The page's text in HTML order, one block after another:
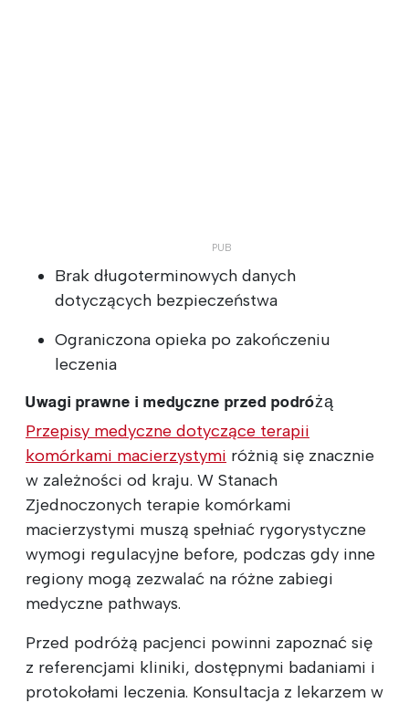
Brak długoterminowych danych
dotyczących bezpieczeństwa
Ograniczona opieka po zakończeniu
leczenia
Uwagi prawne i medyczne przed podróżą
Przepisy medyczne dotyczące terapii
komórkami macierzystymi różnią się znacznie
w zależności od kraju. W Stanach
Zjednoczonych terapie komórkami
macierzystymi muszą spełniać rygorystyczne
wymogi regulacyjne ‍‍bef‍‍ore, podczas gdy inne
regiony mogą zezwalać na różne zabiegi
medyczne ‍path‍ways.
Przed podróżą pacjenci powinni zapoznać się
z referencjami kliniki, dostępnymi badaniami i
protokołami leczenia. Konsultacja z lekarzem w